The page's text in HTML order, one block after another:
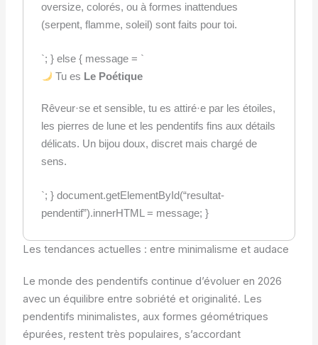
oversize, colorés, ou à formes inattendues
(serpent, flamme, soleil) sont faits pour toi.
`; } else { message = `
Tu es Le Poétique
Rêveur·se et sensible, tu es attiré·e par les étoiles,
les pierres de lune et les pendentifs fins aux détails
délicats. Un bijou doux, discret mais chargé de
sens.
`; } document.getElementById(“resultat-
pendentif”).innerHTML = message; }
Les tendances actuelles : entre minimalisme et audace
Le monde des pendentifs continue d’évoluer en 2026
avec un équilibre entre sobriété et originalité. Les
pendentifs minimalistes, aux formes géométriques
épurées, restent très populaires, s’accordant